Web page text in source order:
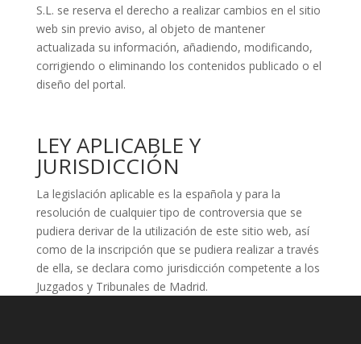
S.L. se reserva el derecho a realizar cambios en el sitio
web sin previo aviso, al objeto de mantener
actualizada su información, añadiendo, modificando,
corrigiendo o eliminando los contenidos publicado o el
diseño del portal.
LEY APLICABLE Y
JURISDICCIÓN
La legislación aplicable es la española y para la
resolución de cualquier tipo de controversia que se
pudiera derivar de la utilización de este sitio web, así
como de la inscripción que se pudiera realizar a través
de ella, se declara como jurisdicción competente a los
Juzgados y Tribunales de Madrid.